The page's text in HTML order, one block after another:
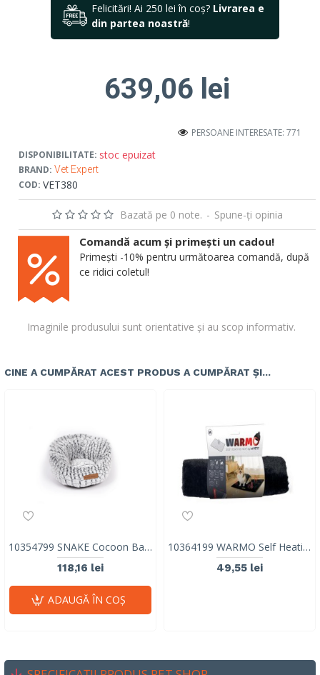
Felicitări! Ai 250 lei în coș? Livrarea e
din partea noastră!
DISPONIBILITATE: stoc epuizat
BRAND: Vet Expert
COD: VET380
PERSOANE INTERESATE: 771
Bazată pe 0 note. - Spune-ţi opinia
639,06 lei
Imaginile produsului sunt orientative și au scop informativ.
Comandă acum și primești un cadou!
Primești -10% pentru următoarea comandă, după
ce ridici coletul!
CINE A CUMPĂRAT ACEST PRODUS A CUMPĂRAT ȘI...
10354799 SNAKE Cocoon Basket
118,16 lei
ADAUGĂ ÎN COŞ
10364199 WARMO Self Heating Mat M
49,55 lei